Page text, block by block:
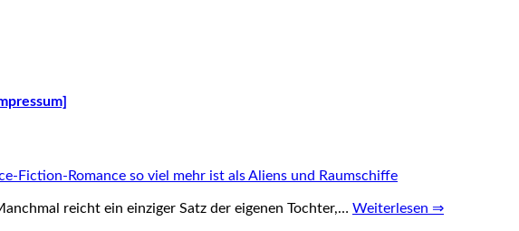
Fiction-Romance so viel mehr ist als Aliens und Raumschiffe
reicht ein einziger Satz der eigenen Tochter,… Weiterlesen ⇒